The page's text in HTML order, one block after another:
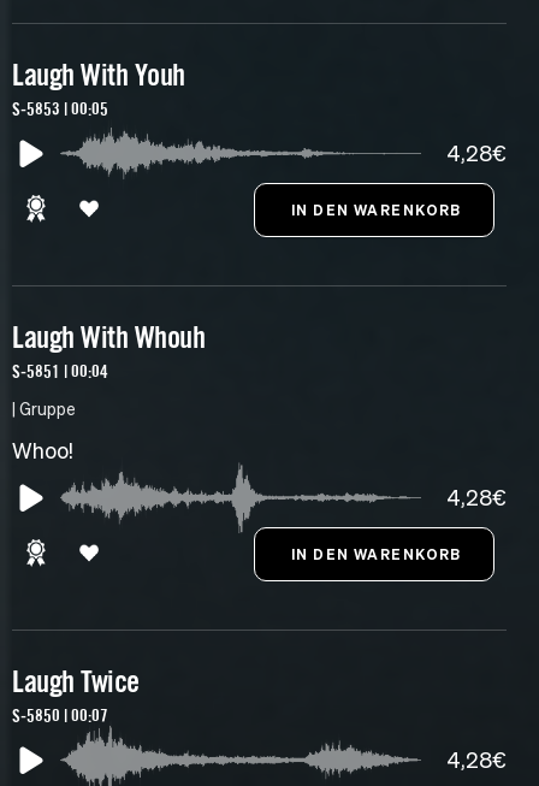
Laugh With Youh
S-5853 | 00:05
4,28€
Laugh With Whouh
S-5851 | 00:04
| Gruppe
Whoo!
4,28€
Laugh Twice
S-5850 | 00:07
4,28€